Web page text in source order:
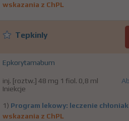
wskazania z ChPL
Tepkinly
Epkorytamabum
inj. [roztw.] 48 mg 1 fiol. 0,8 ml
Iniekcje
1) Program lekowy: leczenie
wskazania z ChPL